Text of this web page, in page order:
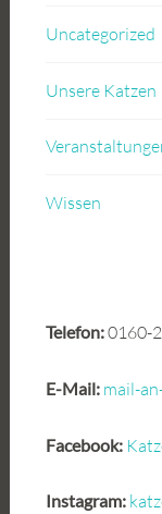
Uncategorized
Unsere Katzen
Wissen
Telefon:0160-
E-Mail: mail-
Facebook:
Instagram: